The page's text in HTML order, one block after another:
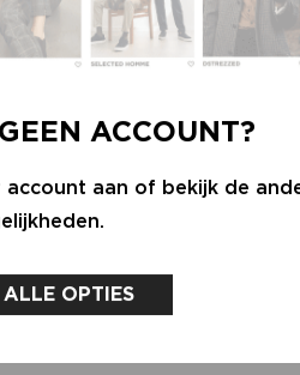
ACCOUNT?
aan of bekijk de
ALLE OPTIES
fashionweeks en
s, een
en inmiddels
Afgelopen seizoen
heb ik nog niet